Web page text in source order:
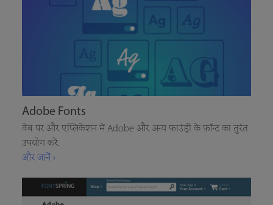
Adobe Fonts
वेब पर और एप्लिकेशन में Adobe और अन्य फाउंड्री के फ़ॉन्ट का तुरंत
उपयोग करें.
और जानें ›